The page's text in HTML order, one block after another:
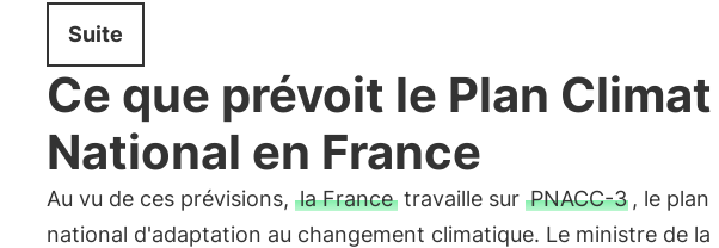
Suite
Ce que prévoit le Plan Climat
National en France
Au vu de ces prévisions, la Francetravaille sur PNACC-3 , le plan
national d'adaptation au changement climatique. Le ministre de la